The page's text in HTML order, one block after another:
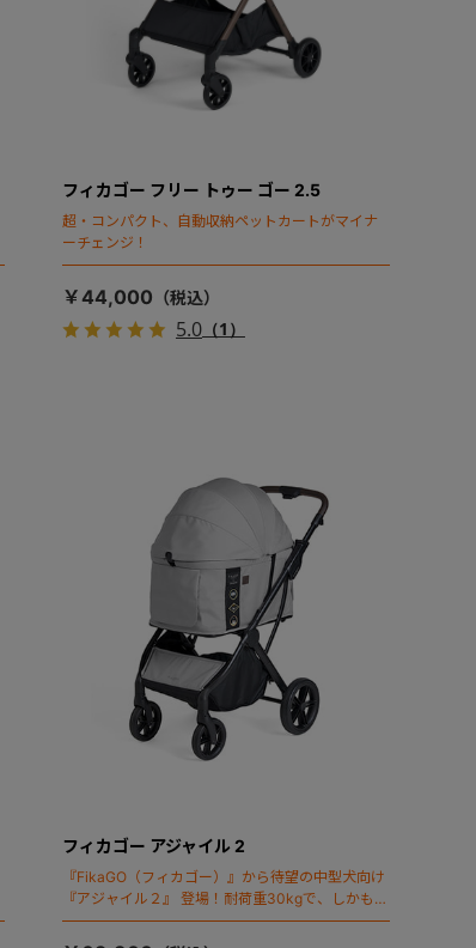
フィカゴー フリー トゥー ゴー 2.5
超・コンパクト、自動収納ペットカートがマイナ
ーチェンジ！
￥44,000
5.0（1）
フィカゴー アジャイル 2
『FikaGO（フィカゴー）』から待望の中型犬向け
『アジャイル２』 登場！耐荷重30kgで、しかも1
秒・自動収納機能搭載！！